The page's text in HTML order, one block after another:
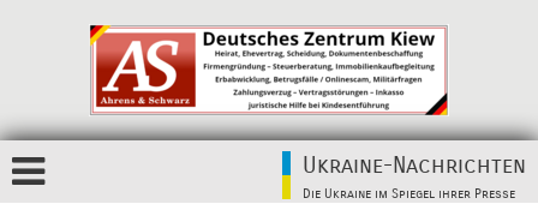
Ukraine-Nachrichten
Die Ukraine im Spiegel ihrer Presse